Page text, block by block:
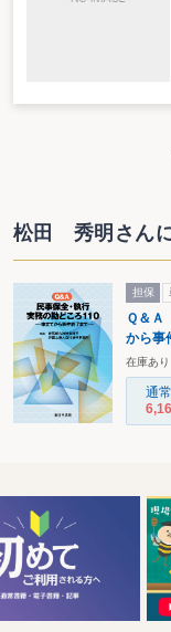
松田 秀明さん
担保
Ｑ＆
から事
在庫あり
通